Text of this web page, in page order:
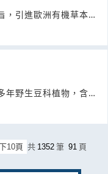
，引進歐洲有機草本美
年野生豆科植物，含有
10頁 共 1352 筆 91 頁